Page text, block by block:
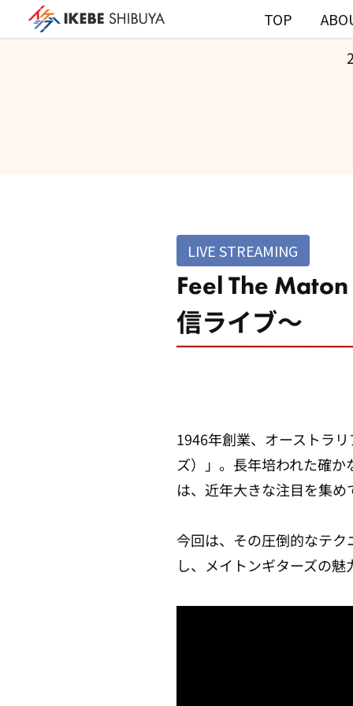
TOP
LIVE STREAMING
Feel The
信ライブ～
1946年創業、オーストラ
ズ）」。長年培われた確
は、近年大きな注目を集め
今回は、その圧倒的なテ
し、メイトンギターズの